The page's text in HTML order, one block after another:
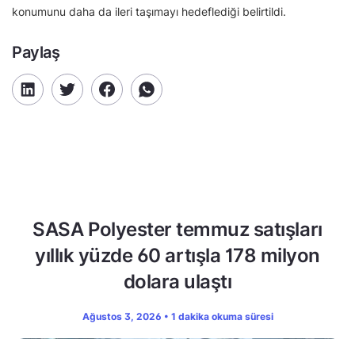
konumunu daha da ileri taşımayı hedeflediği belirtildi.
Paylaş
SASA Polyester temmuz satışları
yıllık yüzde 60 artışla 178 milyon
dolara ulaştı
Ağustos 3, 2026 • 1 dakika okuma süresi